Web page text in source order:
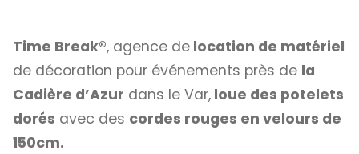
Time Break®, agence de location de matériel
de décoration pour événements près de la
Cadière d’Azur dans le Var, loue des potelets
dorés avec des cordes rouges en velours de
150cm.